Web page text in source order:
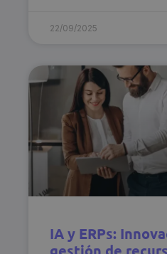
22/09/2025
IA y ERPs: